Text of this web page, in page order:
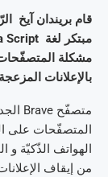
قام بريندان آيخ
مشكلة المتصفّحات
بالإعلانات
المتصفّحات على
الهواتف الذّكيّة
من إيقاف